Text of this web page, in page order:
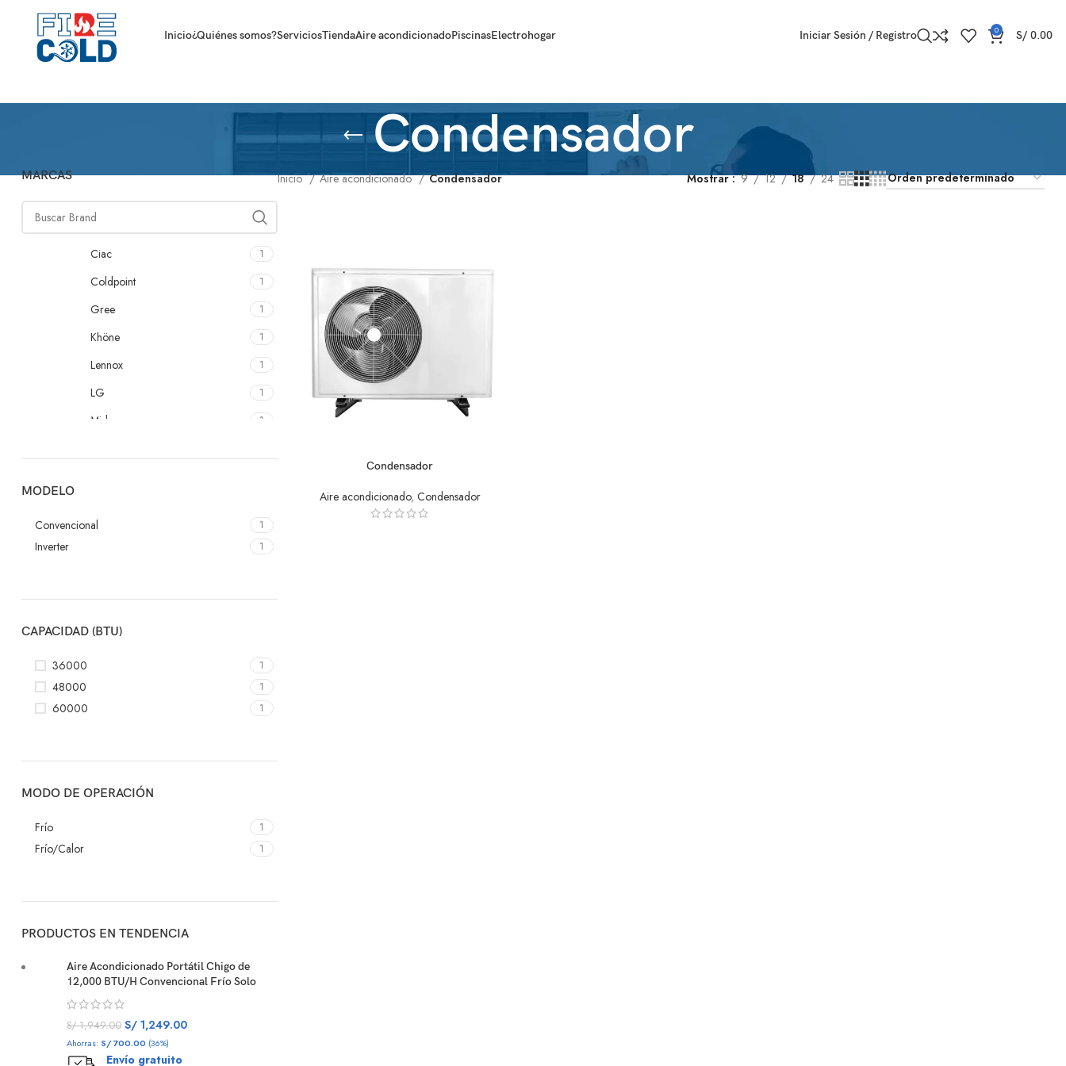
Inicio¿Quiénes somos?ServiciosTiendaAire acondicionadoPiscinasElectrohogar Iniciar Sesión / Registro 0 S/ 0.00
Condensador
MARCAS
Ciac 1
Coldpoint 1
Gree 1
Khöne 1
Lennox 1
LG 1
Midea 1
MODELO
Convencional 1
Inverter 1
CAPACIDAD (BTU)
36000 1
48000 1
60000 1
MODO DE OPERACIÓN
Frío 1
Frío/Calor 1
PRODUCTOS EN TENDENCIA
Aire Acondicionado Portátil Chigo de
12,000 BTU/H Convencional Frío Solo
S/1,949.00 S/ 1,249.00
Ahorras: S/700.00 (36%)
Envío gratuito
Inicio Aire acondicionado Condensador Mostrar 9 12 18 24
Condensador
Aire acondicionado, Condensador